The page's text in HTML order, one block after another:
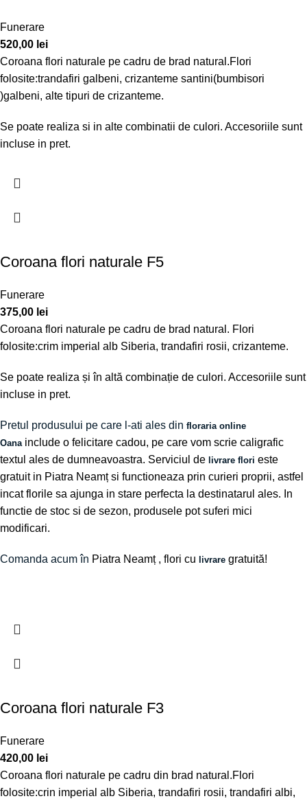
Funerare
520,00 lei
Coroana flori naturale pe cadru de brad natural.Flori
folosite:trandafiri galbeni, crizanteme santini(bumbisori
)galbeni, alte tipuri de crizanteme.
Se poate realiza si in alte combinatii de culori. Accesoriile sunt
incluse in pret.
Coroana flori naturale F5
Funerare
375,00 lei
Coroana flori naturale pe cadru de brad natural. Flori
folosite:crim imperial alb Siberia, trandafiri rosii, crizanteme.
Se poate realiza și în altă combinație de culori. Accesoriile sunt
incluse in pret.
Pretul produsului pe care l-ati ales din floraria online
Oana include o felicitare cadou, pe care vom scrie caligrafic
textul ales de dumneavoastra. Serviciul de livrare flori este
gratuit in Piatra Neamț si functioneaza prin curieri proprii, astfel
incat florile sa ajunga in stare perfecta la destinatarul ales. In
functie de stoc si de sezon, produsele pot suferi mici
modificari.
Comanda acum în Piatra Neamț, flori cu livrare gratuită!
Coroana flori naturale F3
Funerare
420,00 lei
Coroana flori naturale pe cadru din brad natural.Flori
folosite:crin imperial alb Siberia, trandafiri rosii, trandafiri albi,